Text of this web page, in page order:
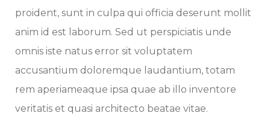
proident, sunt in culpa qui officia deserunt mollit
anim id est laborum. Sed ut perspiciatis unde
omnis iste natus error sit voluptatem
accusantium doloremque laudantium, totam
rem aperiameaque ipsa quae ab illo inventore
veritatis et quasi architecto beatae vitae.